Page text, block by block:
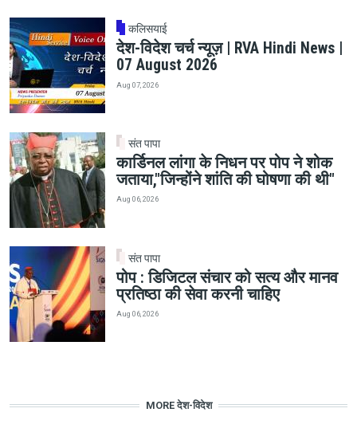
कलिसयाई
देश-विदेश चर्च न्यूज़ | RVA Hindi News |
07 August 2026
Aug 07, 2026
संत पापा
कार्डिनल लांगा के निधन पर पोप ने शोक
जताया,"जिन्होंने शांति की घोषणा की थी"
Aug 06, 2026
संत पापा
पोप : डिजिटल संचार को सत्य और मानव
प्रतिष्ठा की सेवा करनी चाहिए
Aug 06, 2026
MORE देश-विदेश